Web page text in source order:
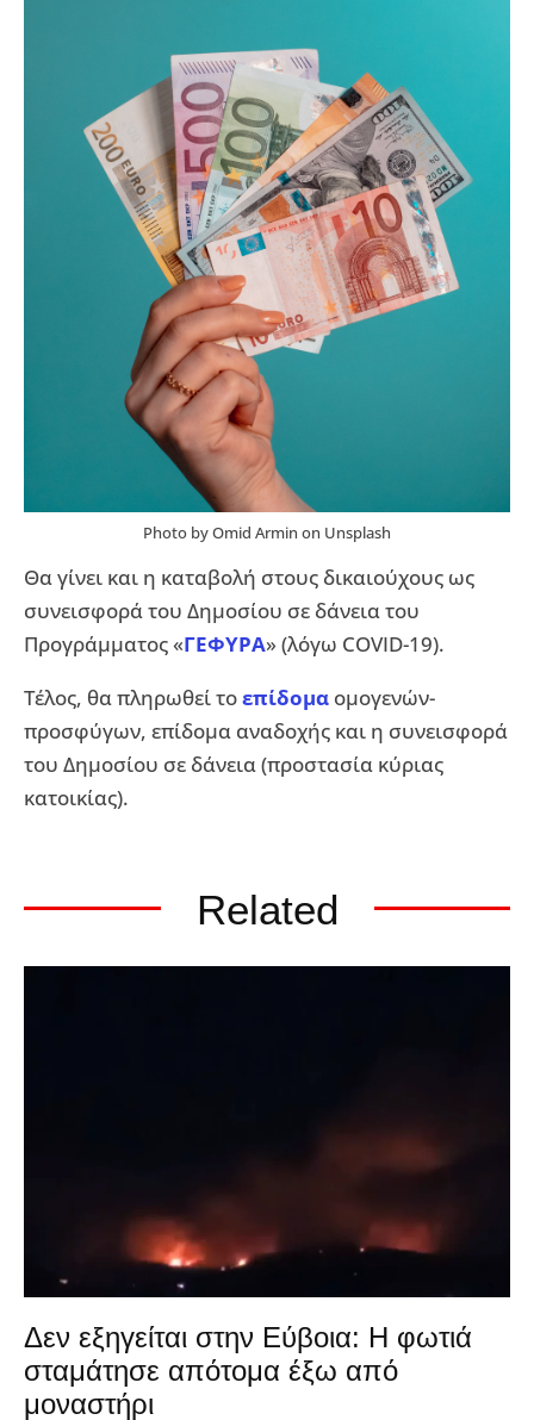
Photo by Omid Armin on Unsplash
Θα γίνει και η καταβολή στους δικαιούχους ως
συνεισφορά του Δημοσίου σε δάνεια του
Προγράμματος «ΓΕΦΥΡΑ» (λόγω COVID-19).
Τέλος, θα πληρωθεί τοεπίδομα ομογενών-
προσφύγων, επίδομα αναδοχής και η συνεισφορά
του Δημοσίου σε δάνεια (προστασία κύριας
κατοικίας).
Related
Δεν εξηγείται στην Εύβοια: Η φωτιά
σταμάτησε απότομα έξω από
μοναστήρι